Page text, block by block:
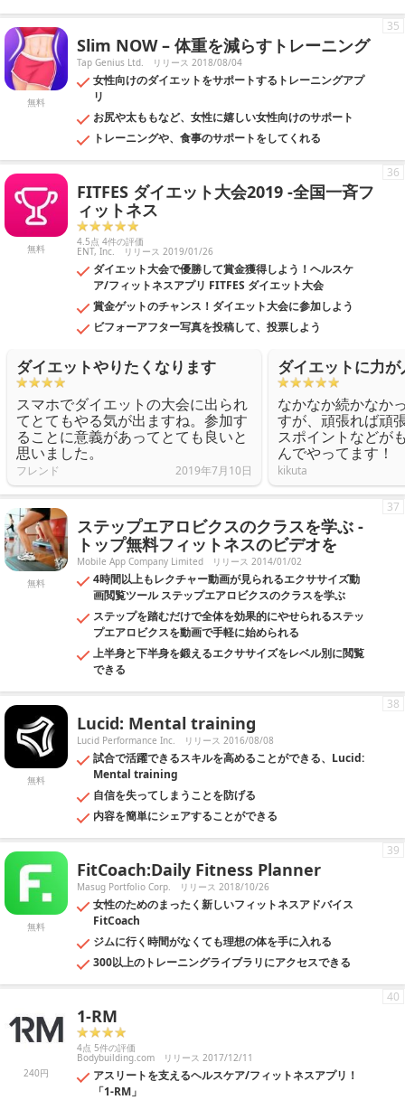
無料
Slim NOW – 体重を減らすトレーニング
Tap Genius Ltd. リリース 2018/08/04
女性向けのダイエットをサポートするトレーニングアプ
リ
お尻や太ももなど、女性に嬉しい女性向けのサポート
トレーニングや、食事のサポートをしてくれる
35
無料
FITFES ダイエット大会2019 -全国一斉フ
ィットネス
4.5点 4件の評価
ENT, Inc. リリース 2019/01/26
ダイエット大会で優勝して賞金獲得しよう！ヘルスケ
ア/フィットネスアプリ FITFES ダイエット大会
賞金ゲットのチャンス！ダイエット大会に参加しよう
ビフォーアフター写真を投稿して、投票しよう
36
ダイエットやりたくなります
スマホでダイエットの大会に出られ
てとてもやる気が出ますね。参加す
ることに意義があってとても良いと
思いました。
フレンド 2019年7月10日
ダイエットに力
なかなか続かなか
すが、頑張れば頑
スポイントなどが
んでやってます！
kikuta
無料
ステップエアロビクスのクラスを学ぶ -
トップ無料フィットネスのビデオを
Mobile App Company Limited リリース 2014/01/02
4時間以上もレクチャー動画が見られるエクササイズ動
画閲覧ツール ステップエアロビクスのクラスを学ぶ
ステップを踏むだけで全体を効果的にやせられるステッ
プエアロビクスを動画で手軽に始められる
上半身と下半身を鍛えるエクササイズをレベル別に閲覧
できる
37
無料
Lucid: Mental training
Lucid Performance Inc. リリース 2016/08/08
試合で活躍できるスキルを高めることができる、Lucid:
Mental training
自信を失ってしまうことを防げる
内容を簡単にシェアすることができる
38
無料
FitCoach:Daily Fitness Planner
Masug Portfolio Corp. リリース 2018/10/26
女性のためのまったく新しいフィットネスアドバイス
FitCoach
ジムに行く時間がなくても理想の体を手に入れる
300以上のトレーニングライブラリにアクセスできる
39
240円
1-RM
4点 5件の評価
Bodybuilding.com リリース 2017/12/11
アスリートを支えるヘルスケア/フィットネスアプリ！
「1-RM」
40